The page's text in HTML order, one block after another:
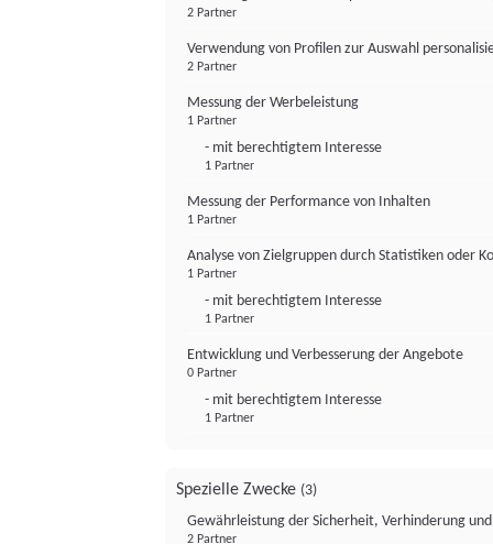
2 Partner
Verwendung von Profilen zur Auswahl
2 Partner
Messung der Werbeleistung
1 Partner
- mit berechtigtem Interesse
1 Partner
Messung der Performance von Inhalten
1 Partner
Analyse von Zielgruppen durch Statistiken oder
1 Partner
- mit berechtigtem Interesse
1 Partner
Entwicklung und Verbesserung der Angebote
0 Partner
- mit berechtigtem Interesse
1 Partner
Spezielle Zwecke (3)
Gewährleistung der Sicherheit, Verhinderung
2 Partner